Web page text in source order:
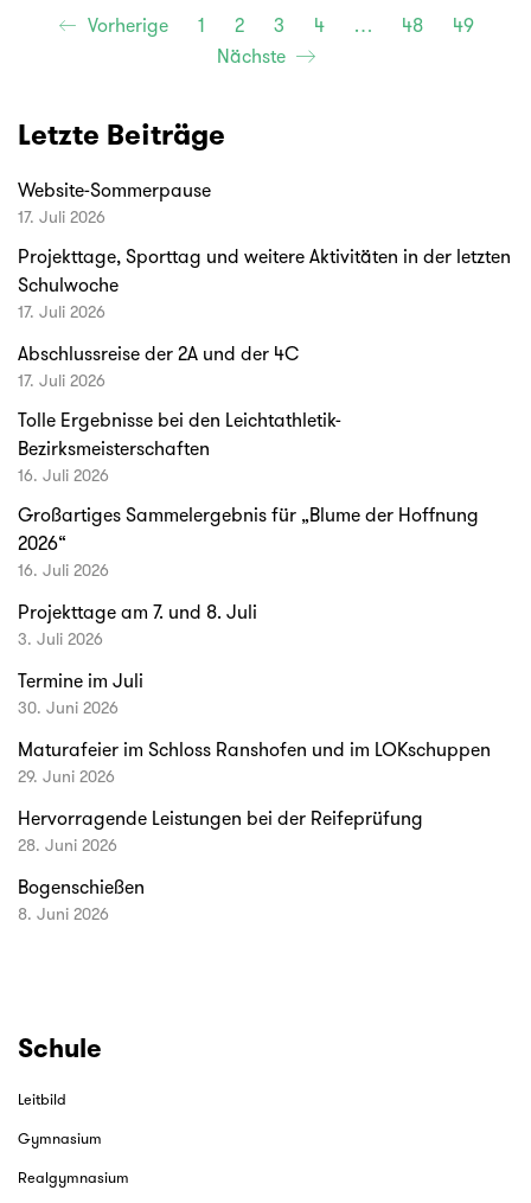
Vorherige 1 2 3 4 … 48
49
Nächste
Letzte Beiträge
Website-Sommerpause
17. Juli 2026
Projekttage, Sporttag und weitere Aktivitäten in der letzten
Schulwoche
17. Juli 2026
Abschlussreise der 2A und der 4C
17. Juli 2026
Tolle Ergebnisse bei den Leichtathletik-
Bezirksmeisterschaften
16. Juli 2026
Großartiges Sammelergebnis für „Blume der Hoffnung
2026“
16. Juli 2026
Projekttage am 7. und 8. Juli
3. Juli 2026
Termine im Juli
30. Juni 2026
Maturafeier im Schloss Ranshofen und im LOKschuppen
29. Juni 2026
Hervorragende Leistungen bei der Reifeprüfung
28. Juni 2026
Bogenschießen
8. Juni 2026
Schule
Leitbild
Gymnasium
Realgymnasium